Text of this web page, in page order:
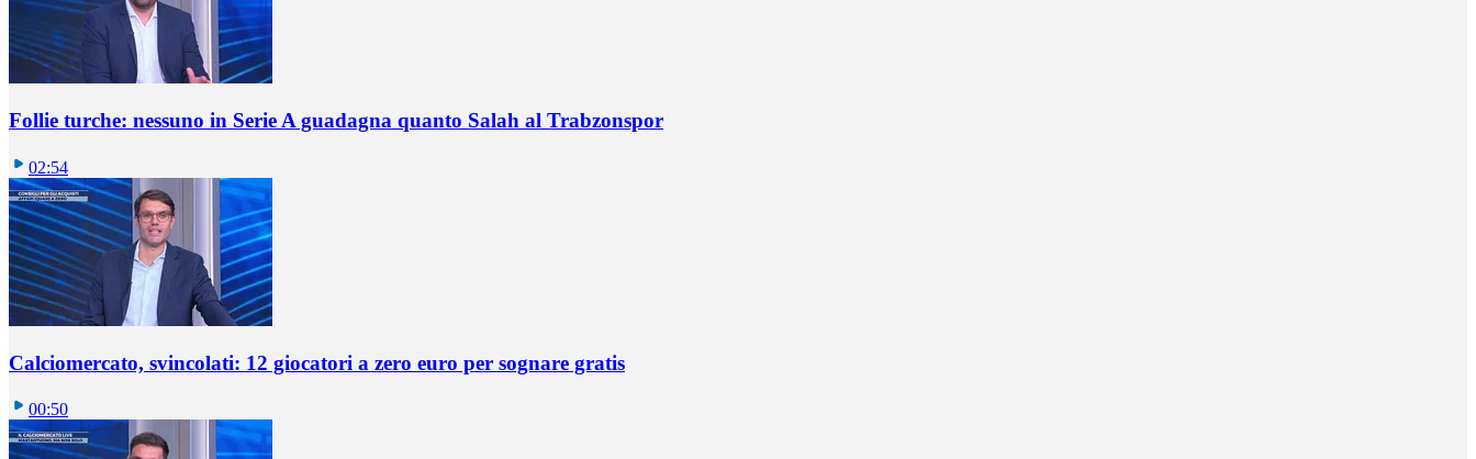
Follie turche: nessuno in Serie A guadagna quanto Salah al Trabzonspor
02:54
Calciomercato, svincolati: 12 giocatori a zero euro per sognare gratis
00:50